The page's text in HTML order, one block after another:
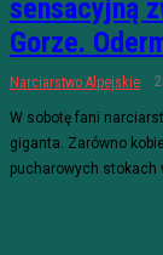
sensacyjną
Gorze.
Narciarstwo Alpejskie
W sobotę fani
giganta. Zarówno
pucharowych stokach